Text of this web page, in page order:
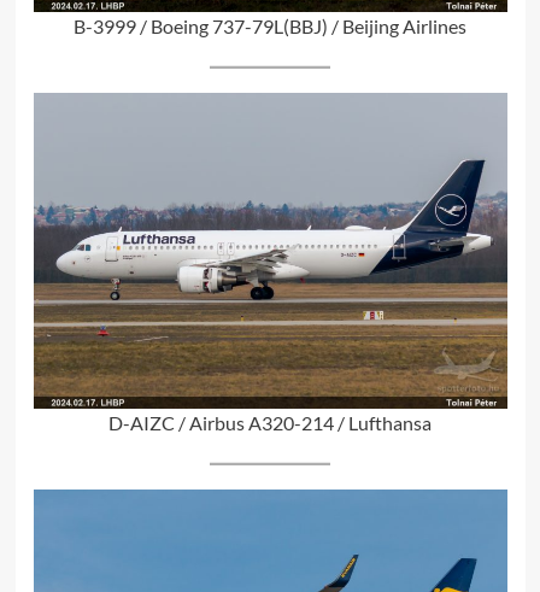
B-3999 / Boeing 737-79L(BBJ) / Beijing Airlines
D-AIZC / Airbus A320-214 / Lufthansa